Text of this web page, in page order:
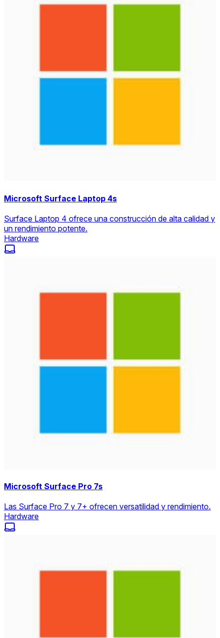
Microsoft Surface Laptop 4s
Surface Laptop 4 ofrece una construcción de alta calidad y
un rendimiento potente.
Hardware
Microsoft Surface Pro 7s
Las Surface Pro 7 y 7+ ofrecen versatilidad y rendimiento.
Hardware